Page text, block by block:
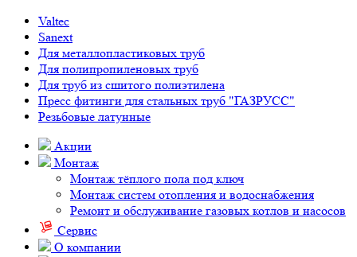
Valtec
Sanext
Для металлопластиковых труб
Для полипропиленовых труб
Для труб из сшитого полиэтилена
Пресс фитинги для стальных труб "ГАЗРУСС"
Резьбовые латунные
Акции
Монтаж
Монтаж тёплого пола под ключ
Монтаж систем отопления и водоснабжения
Ремонт и обслуживание газовых котлов и насосов
Сервис
О компании